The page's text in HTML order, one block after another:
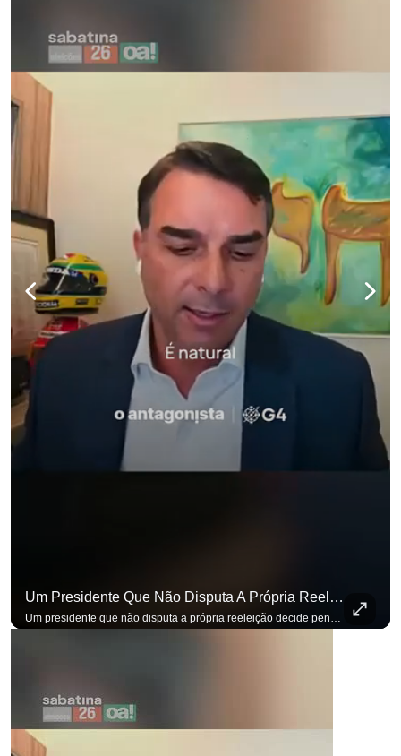
Um Presidente Que Não Disputa A Própria Reeleição Decide Pensando Em Quem Vem Depois.